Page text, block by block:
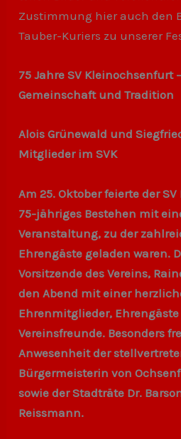
Zustimmung hier auch den
Tauber-Kuriers zu unserer
75 Jahre SV Kleinochsenfurt
Gemeinschaft und Tradition
Alois Grünewald und
Mitglieder im SVK
Am 25. Oktober feierte der
75-jähriges Bestehen mit
Veranstaltung, zu der
Ehrengäste geladen waren.
Vorsitzende des Vereins,
den Abend mit einer
Ehrenmitglieder,
Vereinsfreunde. Besonders
Anwesenheit der
Bürgermeisterin von
sowie der Stadträte Dr.
Reissmann.